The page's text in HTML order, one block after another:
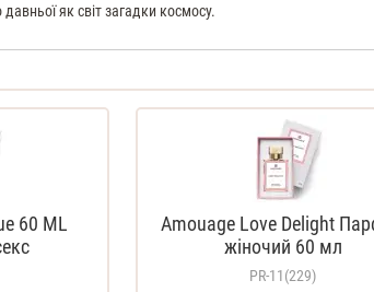
як світ загадки космосу.
60 ML
Amouage Love Delight
жіночий 60 мл
PR-11(229)